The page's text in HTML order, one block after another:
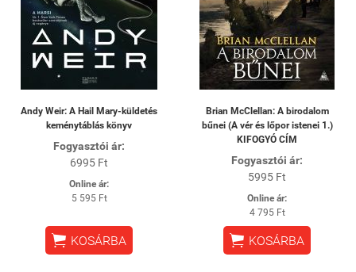
Andy Weir: A Hail Mary-küldetés
keménytáblás könyv
Fogyasztói ár:
6995 Ft
Online ár:
5 595 Ft
 KOSÁRBA
Brian McClellan: A birodalom
bűnei (A vér és lőpor istenei 1.)
KIFOGYÓ CÍM
Fogyasztói ár:
5995 Ft
Online ár:
4 795 Ft
 KOSÁRBA